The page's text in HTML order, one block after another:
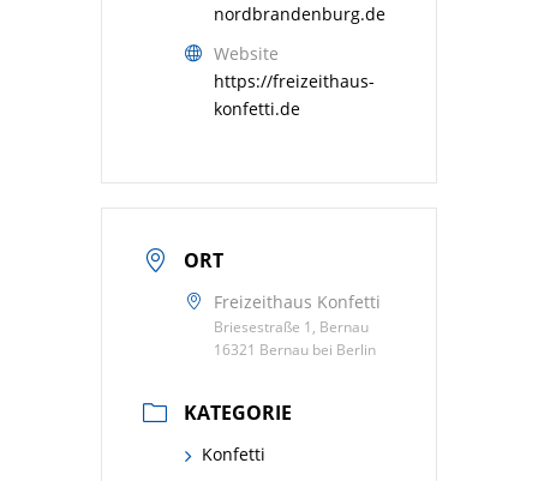
nordbrandenburg.de
Website
https://freizeithaus-
konfetti.de
ORT
Freizeithaus Konfetti
Briesestraße 1, Bernau
16321 Bernau bei Berlin
KATEGORIE
Konfetti